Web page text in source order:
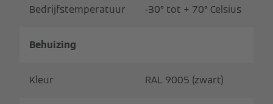
Bedrijfstemperatuur -30° tot + 70° Celsius
Behuizing
Kleur RAL 9005 (zwart)